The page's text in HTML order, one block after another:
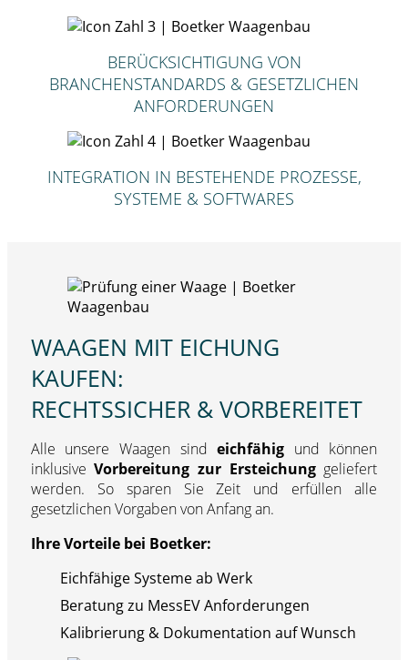
BERÜCKSICHTIGUNG VON
BRANCHENSTANDARDS & GESETZLICHEN
ANFORDERUNGEN
INTEGRATION IN BESTEHENDE PROZESSE,
SYSTEME & SOFTWARES
WAAGEN MIT EICHUNG
KAUFEN:
RECHTSSICHER & VORBEREITET
Alle unsere Waagen sindeichfähig und können
inklusiveVorbereitung zur Ersteichunggeliefert
werden. So sparen Sie Zeit und erfüllen alle
gesetzlichen Vorgaben von Anfang an.
Ihre Vorteile bei Boetker:
Eichfähige Systeme ab Werk
Beratung zu MessEV Anforderungen
Kalibrierung & Dokumentation auf Wunsch